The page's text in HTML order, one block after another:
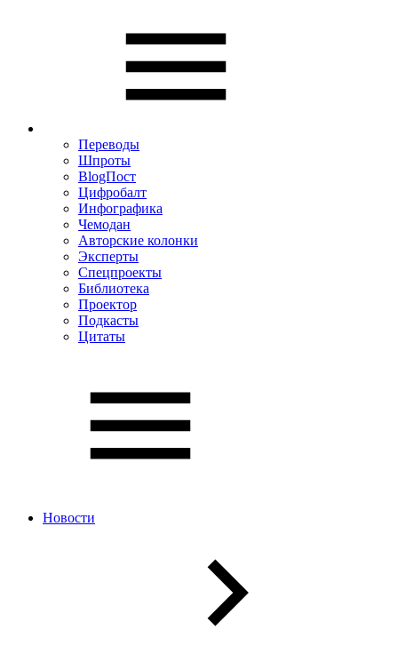
Переводы
Шпроты
BlogПост
Цифробалт
Инфографика
Чемодан
Авторские колонки
Эксперты
Спецпроекты
Библиотека
Проектор
Подкасты
Цитаты
Новости